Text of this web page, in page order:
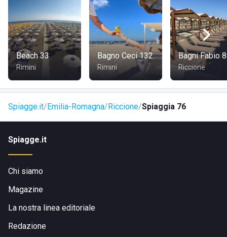
l'assegnazione di braccialetti identificativi per i piccoli
ospiti, in modo da evitare che possano, anche solo per
pochi minuti, essere perduti di vista.
Inoltre, una cabina dotata di scalda pappe e frigorifero,
supporta le mamme con bimbi molto piccoli. Infine,
comodissimo il vicino parcheggio interrato sotto il
lungomare.
Beach 33
Rimini
Bagno Ceci 132
Rimini
Bagni Fabio
Riccione
Spiagge.it Emilia-Romagna Riccione Spiaggia 76
Spiagge.it
Chi siamo
Magazine
La nostra linea editoriale
Redazione